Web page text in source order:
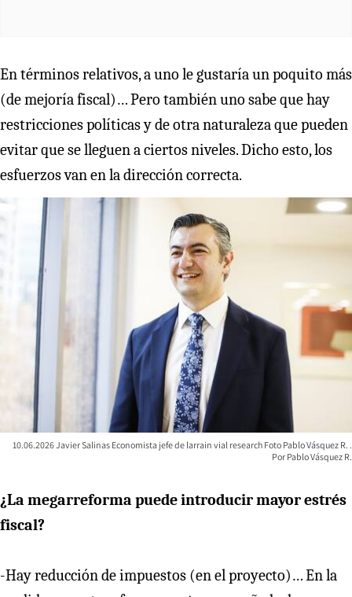
En términos relativos, a uno le gustaría un poquito más
(de mejoría fiscal)… Pero también uno sabe que hay
restricciones políticas y de otra naturaleza que pueden
evitar que se lleguen a ciertos niveles. Dicho esto, los
esfuerzos van en la dirección correcta.
10.06.2026 Javier Salinas Economista jefe de larrain vial research Foto Pablo Vásquez R.
Pablo Vásquez R.
¿La megarreforma puede introducir mayor estrés
fiscal?
-Hay reducción de impuestos (en el proyecto)… En la